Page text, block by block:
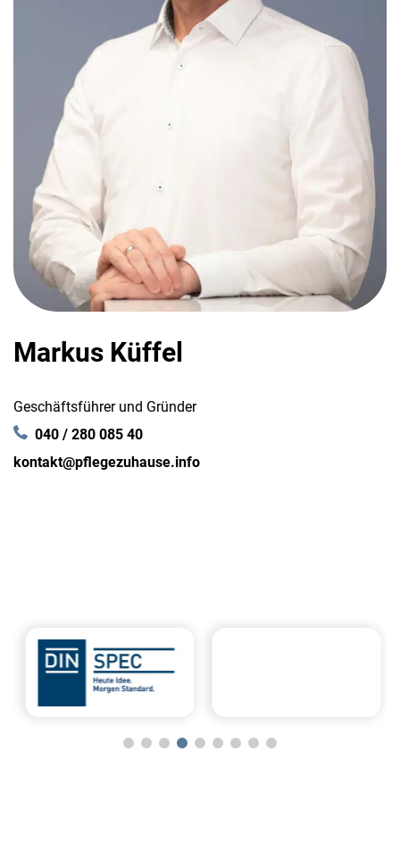
Markus Küffel
Geschäftsführer und Gründer
040 / 280 085 40
kontakt@pflegezuhause.info